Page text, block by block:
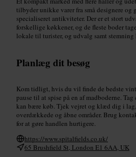
tilbyder unikke varer fra små designere og
specialiseret antikviteter. Der er et stort
forskellige køkkener, og de fleste boder
lokale til turister, og udvalg samt
Planlæg dit besøg
Kom tidligt, hvis du vil finde de bedste
pause til at spise på en af madboderne.
kan bære køb. Tjek vejret og klæd dig i lag,
overdækkede og åbne områder. Brug
for at gøre handlen hurtigere.
https://www.spitalfields.co.uk/
65 Brushfield St, London E1 6AA, UK